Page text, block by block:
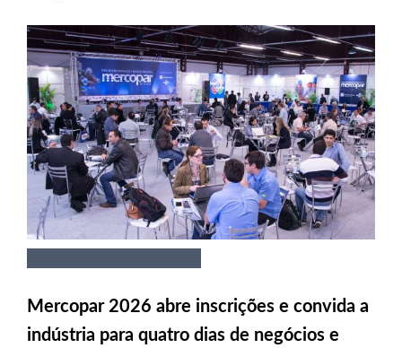
Mercopar 2026 abre inscrições e convida a
indústria para quatro dias de negócios e